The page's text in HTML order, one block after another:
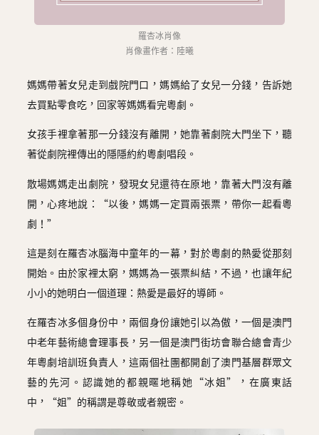
羅杏冰肖像
肖像畫作者：陸曦
媽媽帶著女兒走到戲院門口，媽媽給了女兒一分錢，告訴她
去買點零食吃，回家等媽媽看完粵劇。
女孩手裡拿著那一分錢沒有離開，她靠著劇院大門坐下，聽
著從劇院裡傳出的隱隱約約粵劇唱段。
散場媽媽走出劇院，發現女兒還待在原地，靠著大門沒有離
開，心疼地說：“以後，媽媽一定買兩張票，帶你一起看粵
劇！”
這是刻在羅杏冰腦海中童年的一幕，對於粵劇的熱愛從那刻
開始。由於家裡太窮，媽媽為一張票糾結，不過，也讓年紀
小小的她明白一個道理：熱愛是最好的導師。
在羅杏冰多個身份中，兩個身份讓她引以為傲，一個是澳門
中老年藝術總會理事長，另一個是澳門街坊會聯合總會青少
年粵劇培訓班負責人，這兩個社團都開創了澳門基層群眾文
藝的先河。認識她的都親暱地稱她“冰姐”，在廣東話
中，“姐”的稱謂是尊敬或者親密。